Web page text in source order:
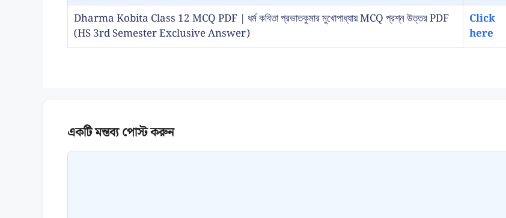
Dharma Kobita Class 12 MCQ PDF | ধর্ম কবিতা প্রভাতকুমার মুখোপাধ্যায় MCQ প্রশ্ন উত্তর PDF
(HS 3rd Semester Exclusive Answer)
Click
here
Comment